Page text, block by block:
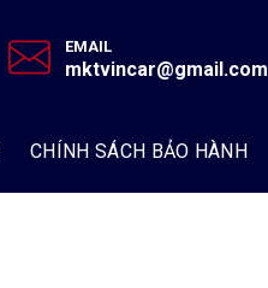
EMAIL
mktvincar@gmail.com
CHÍNH SÁCH BẢO HÀNH